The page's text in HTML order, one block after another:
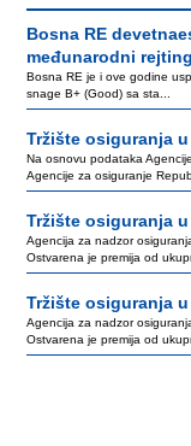
Bosna RE
međunarodni
Bosna RE je i ove godine
snage B+ (Good) sa sta...
Tržište osiguranja
Na osnovu podataka
Agencije za osiguranje
Tržište osiguranja u
Agencija za nadzor
Ostvarena je premija od
Tržište osiguranja u
Agencija za nadzor
Ostvarena je premija od